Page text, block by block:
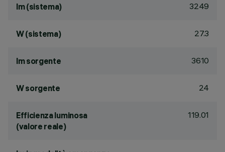
lm (sistema) 3249
W (sistema) 27.3
lm sorgente 3610
W sorgente 24
Efficienza luminosa
(valore reale)
119.01